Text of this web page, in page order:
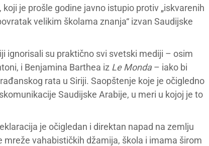
je prošle godine javno istupio protiv „iskvarenih
velikim školama znanja“ izvan Saudijske
ignorisali su praktično svi svetski mediji – osim
i Benjamina Barthea iz Le Monda– iako bi
rata u Siriji. Saopštenje koje je očigledno
Saudijske Arabije, u meri u kojoj je to
je očigledan i direktan napad na zemlju
vahabističkih džamija, škola i imama širom